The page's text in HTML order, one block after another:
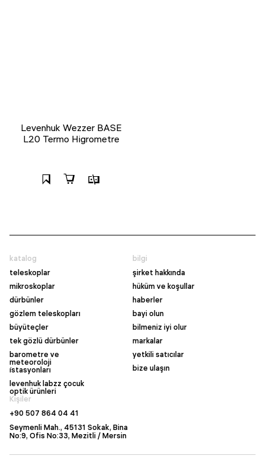
Levenhuk Wezzer BASE
L20 Termo Higrometre
katalog
teleskoplar
mikroskoplar
dürbünler
gözlem teleskopları
büyüteçler
tek gözlü dürbünler
barometre ve
meteoroloji
i̇stasyonları
levenhuk labzz çocuk
optik ürünleri
bilgi
şirket hakkında
hüküm ve koşullar
haberler
bayi olun
bilmeniz iyi olur
markalar
yetkili satıcılar
bize ulaşın
Kişiler
+90 507 864 04 41
Seymenli Mah., 45131 Sokak, Bina
No:9, Ofis No:33, Mezitli / Mersin